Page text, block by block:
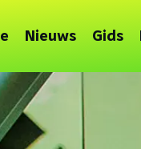
Nieuws Gids